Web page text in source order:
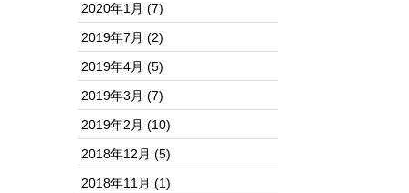
2020年1月 (7)
2019年7月 (2)
2019年4月 (5)
2019年3月 (7)
2019年2月 (10)
2018年12月 (5)
2018年11月 (1)